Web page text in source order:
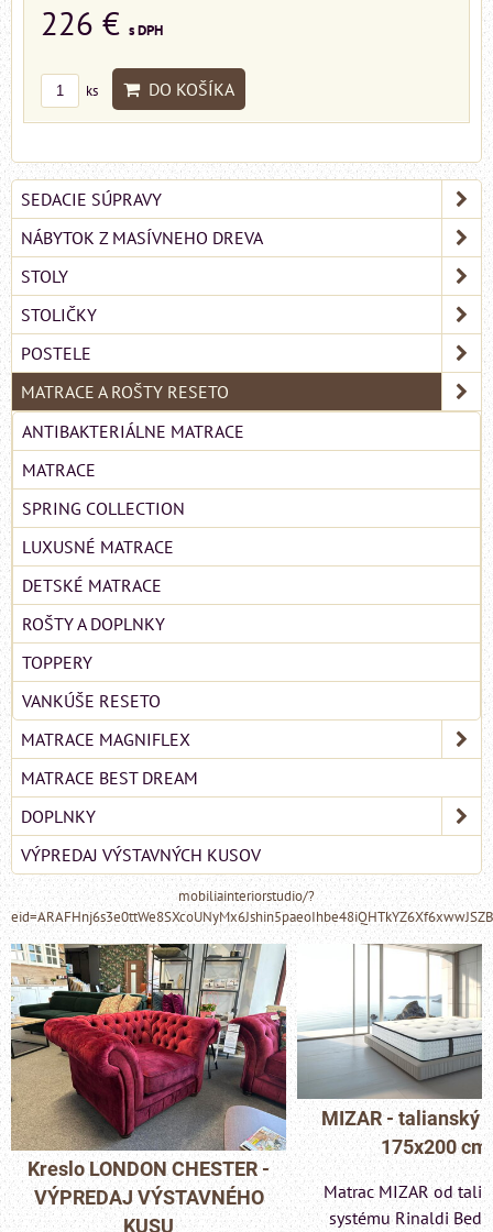
226 € s DPH
ks DO KOŠÍKA
SEDACIE SÚPRAVY
NÁBYTOK Z MASÍVNEHO DREVA
STOLY
STOLIČKY
POSTELE
MATRACE A ROŠTY RESETO
ANTIBAKTERIÁLNE MATRACE
MATRACE
SPRING COLLECTION
LUXUSNÉ MATRACE
DETSKÉ MATRACE
ROŠTY A DOPLNKY
TOPPERY
VANKÚŠE RESETO
MATRACE MAGNIFLEX
MATRACE BEST DREAM
DOPLNKY
VÝPREDAJ VÝSTAVNÝCH KUSOV
mobiliainteriorstudio/?
MIZAR - talianský matrac
175x200 cm
Matrac MIZAR od talianskeho
systému Rinaldi Bed System
Pohovka LONDON
- VÝPREDAJ
KUSU